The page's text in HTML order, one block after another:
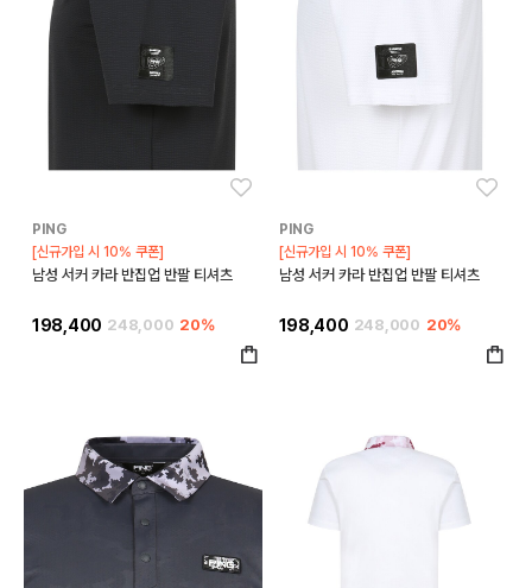
PING
[신규가입 시 10% 쿠폰]
남성 서커 카라 반집업 반팔 티셔츠
198,400 248,000 20%
PING
[신규가입 시 10% 쿠폰]
남성 서커 카라 반집업 반팔 티셔츠
198,400 248,000 20%